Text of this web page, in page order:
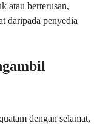
atau berterusan,
daripada penyedia
dengan selamat,